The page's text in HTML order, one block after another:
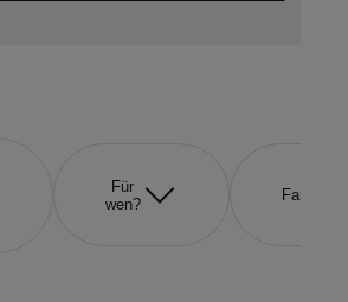
Für
wen?
Farbe